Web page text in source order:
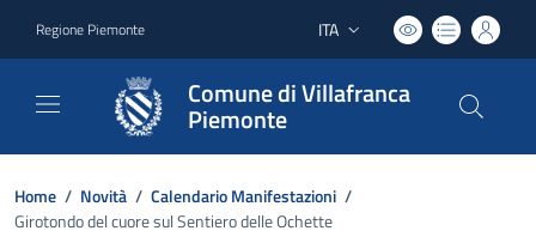
Regione Piemonte Lingua attiva:
ITA
Comune di Villafranca
Piemonte
Home / Novità / Calendario Manifestazioni /
Girotondo del cuore sul Sentiero delle Ochette